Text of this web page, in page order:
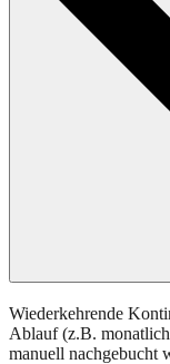
Wiederkehrende
Ablauf (z.B.
manuell nachgebucht